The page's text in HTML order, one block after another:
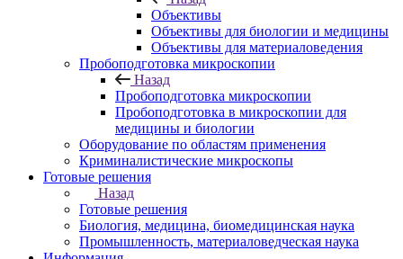
Объективы
Объективы для биологии и медицины
Объективы для материаловедения
Пробоподготовка микроскопии
Назад
Пробоподготовка микроскопии
Пробоподготовка в микроскопии для
медицины и биологии
Оборудование по областям применения
Криминалистические микроскопы
Готовые решения
Назад
Готовые решения
Биология, медицина, биомедицинская наука
Промышленность, материаловедческая наука